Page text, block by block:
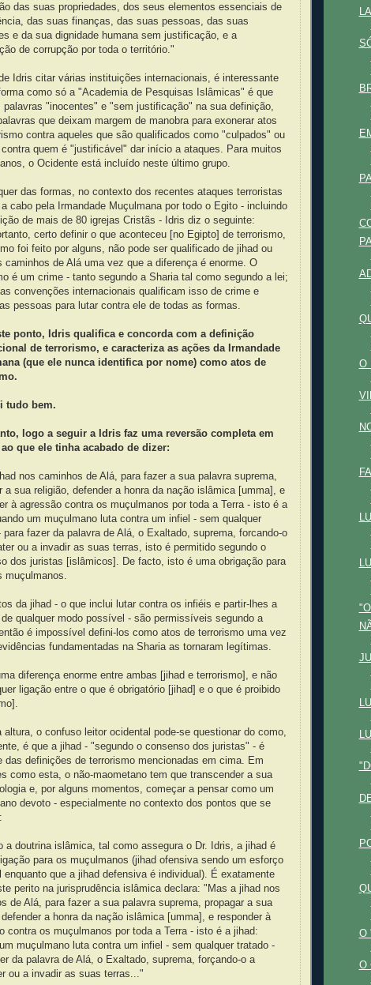
das suas propriedades, dos seus elementos essenciais de
das suas finanças, das suas pessoas, das suas
e da sua dignidade humana sem justificação, e a
de corrupção por toda o território."
Idris citar várias instituições internacionais, é interessante
como só a "Academia de Pesquisas Islâmicas" é que
palavras "inocentes" e "sem justificação" na sua definição,
que deixam margem de manobra para exonerar atos
contra aqueles que são qualificados como "culpados" ou
quem é "justificável" dar início a ataques. Para muitos
o Ocidente está incluído neste último grupo.
das formas, no contexto dos recentes ataques terroristas
a cabo pela Irmandade Muçulmana por todo o Egito - incluindo
de mais de 80 igrejas Cristãs - Idris diz o seguinte:
certo definir o que aconteceu [no Egipto] de terrorismo,
foi feito por alguns, não pode ser qualificado de jihad ou
caminhos de Alá uma vez que a diferença é enorme. O
é um crime - tanto segundo a Sharia tal como segundo a lei;
convenções internacionais qualificam isso de crime e
pessoas para lutar contra ele de todas as formas.
ponto, Idris qualifica e concorda com a definição
de terrorismo, e caracteriza as ações da Irmandade
(que ele nunca identifica por nome) como atos de
tudo bem.
logo a seguir a Idris faz uma reversão completa em
que ele tinha acabado de dizer:
nos caminhos de Alá, para fazer a sua palavra suprema,
a sua religião, defender a honra da nação islâmica [umma], e
à agressão contra os muçulmanos por toda a Terra - isto é a
um muçulmano luta contra um infiel - sem qualquer
para fazer da palavra de Alá, o Exaltado, suprema, forcando-o
ou a invadir as suas terras, isto é permitido segundo o
dos juristas [islâmicos]. De facto, isto é uma obrigação para
muçulmanos.
da jihad - o que inclui lutar contra os infiéis e partir-lhes a
qualquer modo possível - são permissíveis segundo a
é impossível defini-los como atos de terrorismo uma vez
fundamentadas na Sharia as tornaram legítimas.
diferença enorme entre ambas [jihad e terrorismo], e não
ligação entre o que é obrigatório [jihad] e o que é proibido
altura, o confuso leitor ocidental pode-se questionar do como,
é que a jihad - "segundo o consenso dos juristas" - é
das definições de terrorismo mencionadas em cima. Em
como esta, o não-maometano tem que transcender a sua
e, por alguns momentos, começar a pensar como um
devoto - especialmente no contexto dos pontos que se
a doutrina islâmica, tal como assegura o Dr. Idris, a jihad é
para os muçulmanos (jihad ofensiva sendo um esforço
enquanto que a jihad defensiva é individual). É exatamente
perito na jurisprudência islâmica declara: "Mas a jihad nos
de Alá, para fazer a sua palavra suprema, propagar a sua
a honra da nação islâmica [umma], e responder à
contra os muçulmanos por toda a Terra - isto é a jihad:
muçulmano luta contra um infiel - sem qualquer tratado -
da palavra de Alá, o Exaltado, suprema, forçando-o a
ou a invadir as suas terras..."
O
O
O